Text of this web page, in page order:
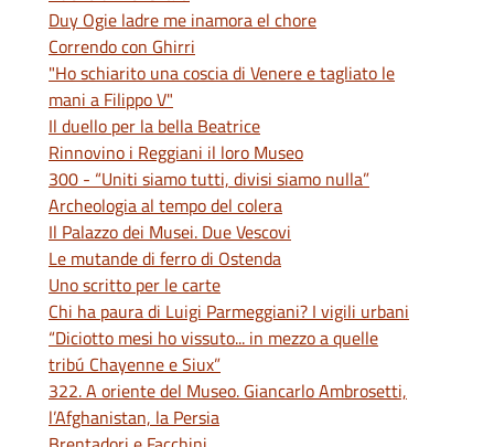
Duy Ogie ladre me inamora el chore
Correndo con Ghirri
"Ho schiarito una coscia di Venere e tagliato le
mani a Filippo V"
Il duello per la bella Beatrice
Rinnovino i Reggiani il loro Museo
300 - “Uniti siamo tutti, divisi siamo nulla”
Archeologia al tempo del colera
Il Palazzo dei Musei. Due Vescovi
Le mutande di ferro di Ostenda
Uno scritto per le carte
Chi ha paura di Luigi Parmeggiani? I vigili urbani
“Diciotto mesi ho vissuto... in mezzo a quelle
tribú Chayenne e Siux”
322. A oriente del Museo. Giancarlo Ambrosetti,
l’Afghanistan, la Persia